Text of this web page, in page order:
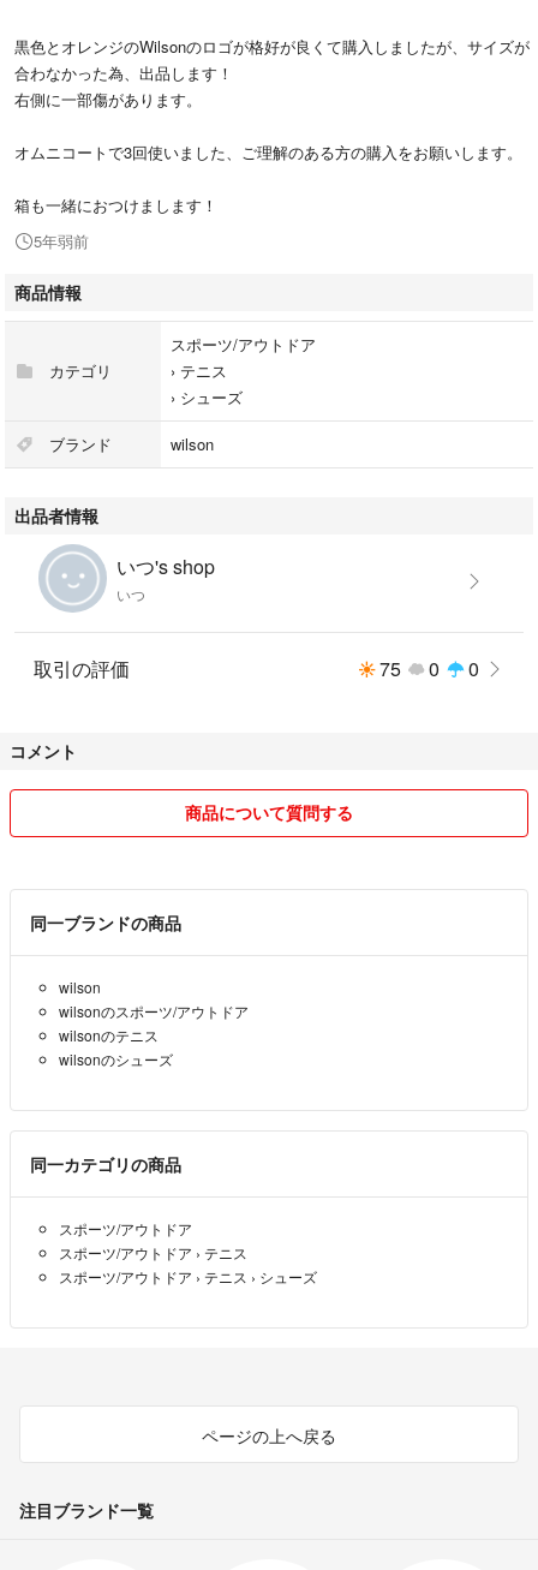
黒色とオレンジのWilsonのロゴが格好が良くて購入しましたが、サイズが
合わなかった為、出品します！
右側に一部傷があります。
オムニコートで3回使いました、ご理解のある方の購入をお願いします。
箱も一緒におつけまします！
5年弱前
商品情報
カテゴリ
スポーツ/アウトドア
› テニス
› シューズ
ブランド wilson
出品者情報
いつ's shop
いつ
取引の評価 75 0 0
コメント
商品について質問する
同一ブランドの商品
wilson
wilsonのスポーツ/アウトドア
wilsonのテニス
wilsonのシューズ
同一カテゴリの商品
スポーツ/アウトドア
スポーツ/アウトドア › テニス
スポーツ/アウトドア › テニス › シューズ
ページの上へ戻る
注目ブランド一覧